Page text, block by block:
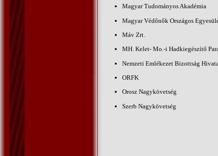
Magyar Tudományos Akadémia
Magyar Védőnők Országos
Máv Zrt.
MH. Kelet- Mo.-i Hadkiegészítő
Nemzeti Emlékezet Bizottság
ORFK
Orosz Nagykövetség
Szerb Nagykövetség